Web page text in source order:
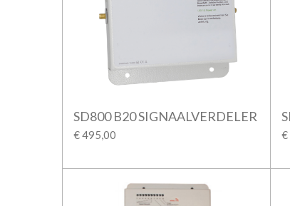
SD800 B20 SIGNAALVERDELER
€ 495,00 €